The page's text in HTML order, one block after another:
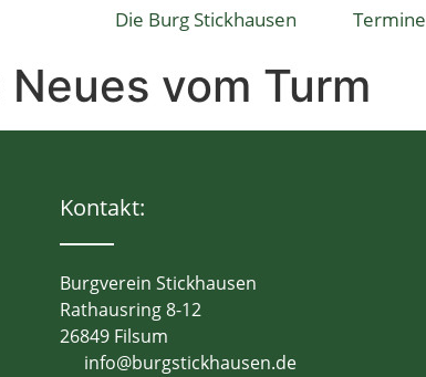
Die Burg Stickhausen Termine
Neues vom Turm
Kontakt:
Burgverein Stickhausen
Rathausring 8-12
26849 Filsum
info@burgstickhausen.de